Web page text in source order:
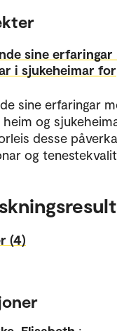
sine erfaringar
i sjukeheimar for
sine erfaringar
og
desse
og
(4)